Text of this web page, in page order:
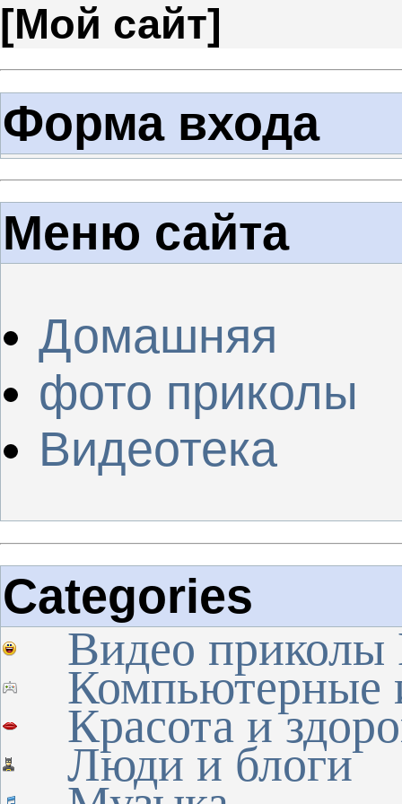
[Мой сайт]
Форма входа
Меню сайта
Домашняя
фото приколы
Видеотека
Categories
Видео
Компьютерные
Красота и
Люди и блоги